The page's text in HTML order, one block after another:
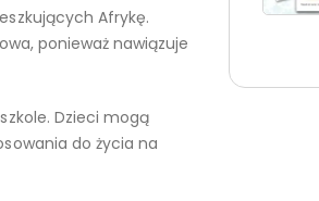
Afrykę.
ponieważ nawiązuje
Dzieci mogą
do życia na